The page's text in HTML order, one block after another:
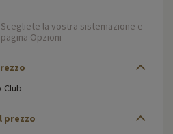
la vostra sistemazione e
Opzioni
Club
prezzo